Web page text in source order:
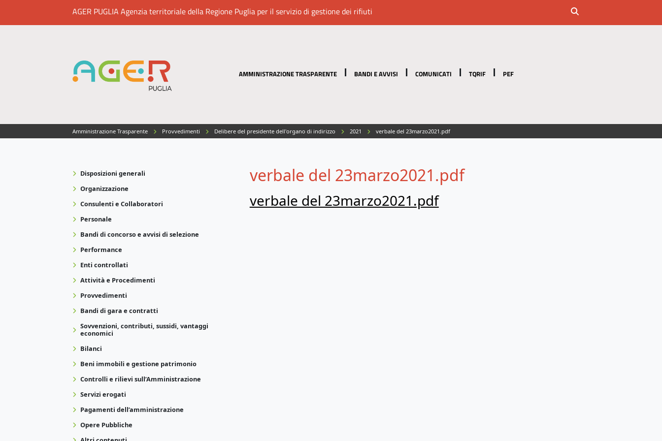
AGER PUGLIA Agenzia territoriale della Regione Puglia per il servizio di gestione dei rifiuti
AMMINISTRAZIONE TRASPARENTE BANDI E AVVISI COMUNICATI TQRIF PEF
Amministrazione Trasparente Provvedimenti Delibere del presidente dell'organo di indirizzo 2021 verbale del 23marzo2021.pdf
Disposizioni generali
Organizzazione
Consulenti e Collaboratori
Personale
Bandi di concorso e avvisi di selezione
Performance
Enti controllati
Attività e Procedimenti
Provvedimenti
Bandi di gara e contratti
Sovvenzioni, contributi, sussidi, vantaggi
economici
Bilanci
Beni immobili e gestione patrimonio
Controlli e rilievi sull’Amministrazione
Servizi erogati
Pagamenti dell’amministrazione
Opere Pubbliche
verbale del 23marzo2021.pdf
verbale del 23marzo2021.pdf